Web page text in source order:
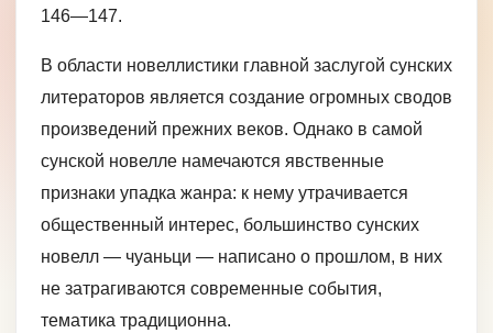
146—147.
В области новеллистики главной заслугой сунских
литераторов является создание огромных сводов
произведений прежних веков. Однако в самой
сунской новелле намечаются явственные
признаки упадка жанра: к нему утрачивается
общественный интерес, большинство сунских
новелл — чуаньци — написано о прошлом, в них
не затрагиваются современные события,
тематика традиционна.